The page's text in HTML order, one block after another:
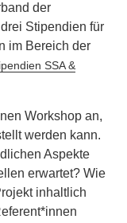
der
Stipendien für
im Bereich der
SSA &
Workshop an,
werden kann.
Aspekte
erwartet? Wie
inhaltlich